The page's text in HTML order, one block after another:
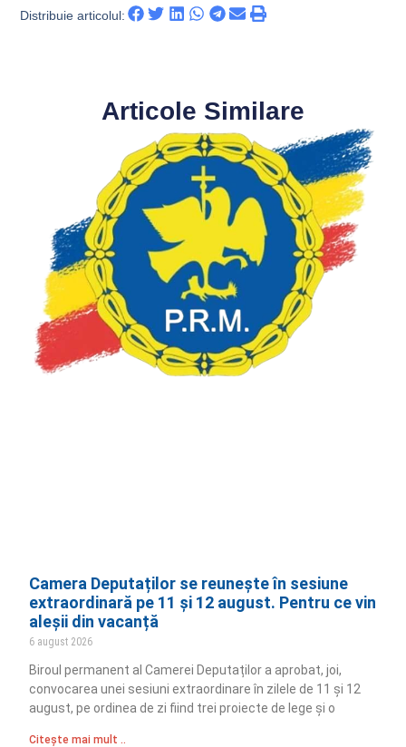
Distribuie articolul:
Articole Similare
Camera Deputaților se reunește în sesiune
extraordinară pe 11 și 12 august. Pentru ce vin
aleșii din vacanță
6 august 2026
Biroul permanent al Camerei Deputaților a aprobat, joi,
convocarea unei sesiuni extraordinare în zilele de 11 și 12
august, pe ordinea de zi fiind trei proiecte de lege și o
Citește mai mult ..